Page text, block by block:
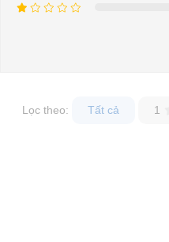
Website:phutungxegolf.com
Lọc theo: Tất cả 1